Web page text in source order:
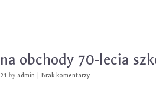
obchody 70-lecia
by admin Brak komentarzy